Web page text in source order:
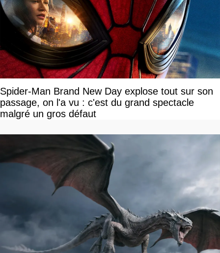
Spider-Man Brand New Day explose tout sur son
passage, on l'a vu : c'est du grand spectacle
malgré un gros défaut